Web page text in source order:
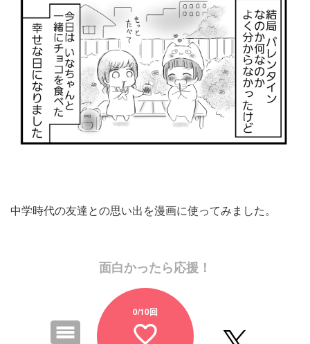
中学時代の友達との思い出を漫画に使ってみました。
面白かったら応援！
0/10回
favorite_border